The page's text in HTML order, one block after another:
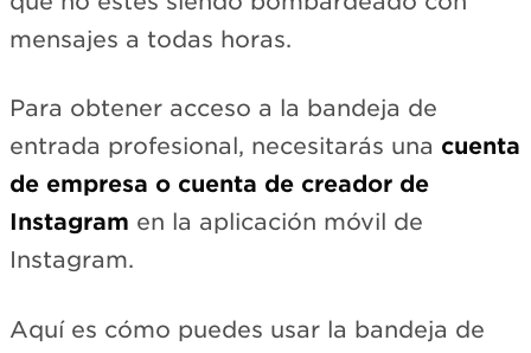
mensajes a todas horas.
Para obtener acceso a la bandeja de
entrada profesional, necesitarás una cuenta
de empresa o cuenta de creador de
Instagram en la aplicación móvil de
Instagram.
Aquí es cómo puedes usar la bandeja de